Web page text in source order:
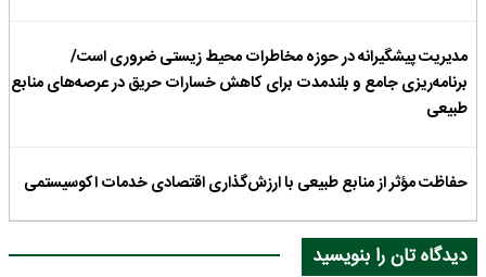
مدیریت پیشگیرانه در حوزه مخاطرات محیط زیستی ضروری است/
برنامه‌ریزی جامع و بلندمدت برای کاهش خسارات حریق در عرصه‌های منابع
طبیعی
حفاظت مؤثر از منابع طبیعی با ارزش‌گذاری اقتصادی خدمات اکوسیستمی
دیدگاه تان را بنویسید